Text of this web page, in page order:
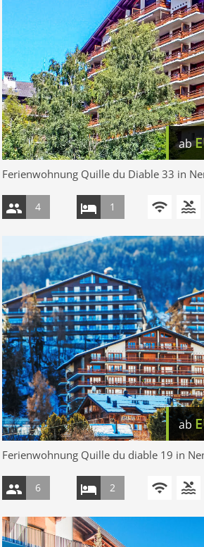
ab
Ferienwohnung Quille du Diable 33 in
4 1
ab
Ferienwohnung Quille du diable 19 in
6 2